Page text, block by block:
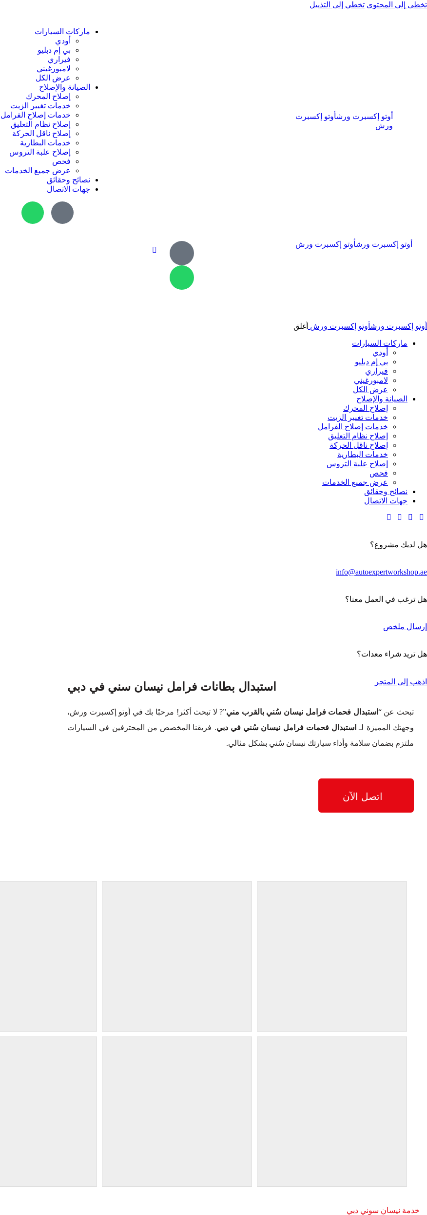
تخطى إلى المحتوى تخطي إلى التذييل
أوتو إكسبرت ورشأوتو إكسبرت
ورش
ماركات السيارات
أودي
بي إم دبليو
فيراري
لامبورغيني
عرض الكل
الصيانة والإصلاح
إصلاح المحرك
خدمات تغيير الزيت
خدمات إصلاح الفرامل
إصلاح نظام التعليق
إصلاح ناقل الحركة
خدمات البطارية
إصلاح علبة التروس
فحص
عرض جميع الخدمات
نصائح وحقائق
جهات الاتصال
أوتو إكسبرت ورشأوتو إكسبرت ورش
أوتو إكسبرت ورشأوتو إكسبرت ورش أغلق
ماركات السيارات
أودي
بي إم دبليو
فيراري
لامبورغيني
عرض الكل
الصيانة والإصلاح
إصلاح المحرك
خدمات تغيير الزيت
خدمات إصلاح الفرامل
إصلاح نظام التعليق
إصلاح ناقل الحركة
خدمات البطارية
إصلاح علبة التروس
فحص
عرض جميع الخدمات
نصائح وحقائق
جهات الاتصال
هل لديك مشروع؟
info@autoexpertworkshop.ae
هل ترغب في العمل معنا؟
إرسال ملخص
هل تريد شراء معدات؟
اذهب إلى المتجر استبدال بطانات فرامل نيسان سني في دبي
تبحث عن “ استبدال فحمات فرامل نيسان سُني بالقرب مني”? لا تبحث أكثر! مرحبًا بك في أوتو إكسبرت ورش،
وجهتك المميزة لـ استبدال فحمات فرامل نيسان سُني في دبي. فريقنا المخصص من المحترفين في السيارات
ملتزم بضمان سلامة وأداء سيارتك نيسان سُني بشكل مثالي.
اتصل الآن
خدمة نيسان سوني دبي